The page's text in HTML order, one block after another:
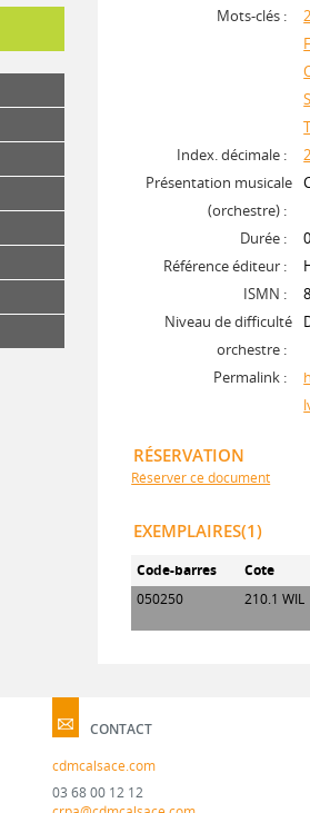
Mots-clés :
Index. décimale :
Présentation musicale
(orchestre) :
Durée :
Référence éditeur :
ISMN :
Niveau de difficulté
orchestre :
Permalink :
RÉSERVATION
Réserver ce document
EXEMPLAIRES(1)
Code-barres Cote
050250
210.1 WIL
CONTACT
cdmcalsace.com
03 68 00 12 12